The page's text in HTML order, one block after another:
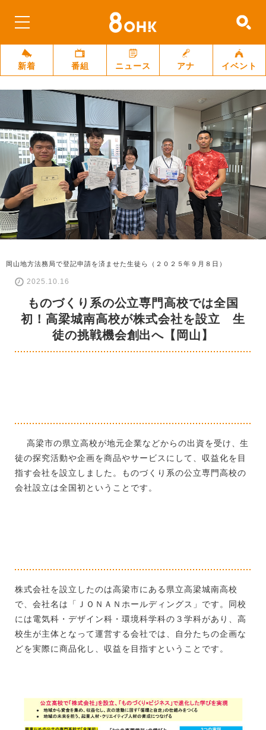
新着 番組 ニュース アナ イベント
岡山地方法務局で登記申請を済ませた生徒ら（２０２５年９月８日）
2025.10.16
ものづくり系の公立専門高校では全国
初！高梁城南高校が株式会社を設立 生
徒の挑戦機会創出へ【岡山】
高梁市の県立高校が地元企業などからの出資を受け、生
徒の探究活動や企画を商品やサービスにして、収益化を目
指す会社を設立しました。ものづくり系の公立専門高校の
会社設立は全国初ということです。
株式会社を設立したのは高梁市にある県立高梁城南高校
で、会社名は「ＪＯＮＡＮホールディングス」です。同校
には電気科・デザイン科・環境科学科の３学科があり、高
校生が主体となって運営する会社では、自分たちの企画な
どを実際に商品化し、収益を目指すということです。